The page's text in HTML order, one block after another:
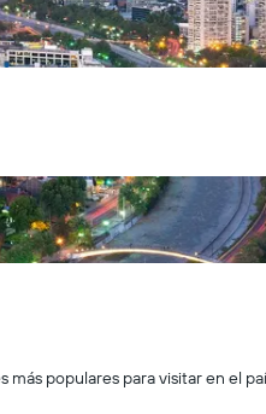
populares para visitar en el